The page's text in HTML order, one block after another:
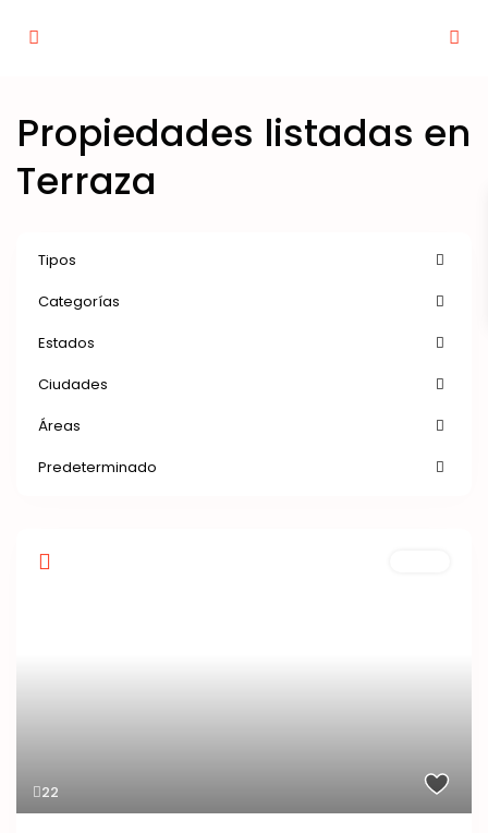
Propiedades listadas en
Terraza
Tipos
Categorías
Estados
Ciudades
Áreas
Predeterminado
22